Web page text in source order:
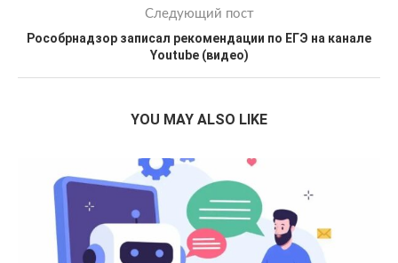
Следующий пост
Рособрнадзор записал рекомендации по ЕГЭ на канале
Youtube (видео)
YOU MAY ALSO LIKE